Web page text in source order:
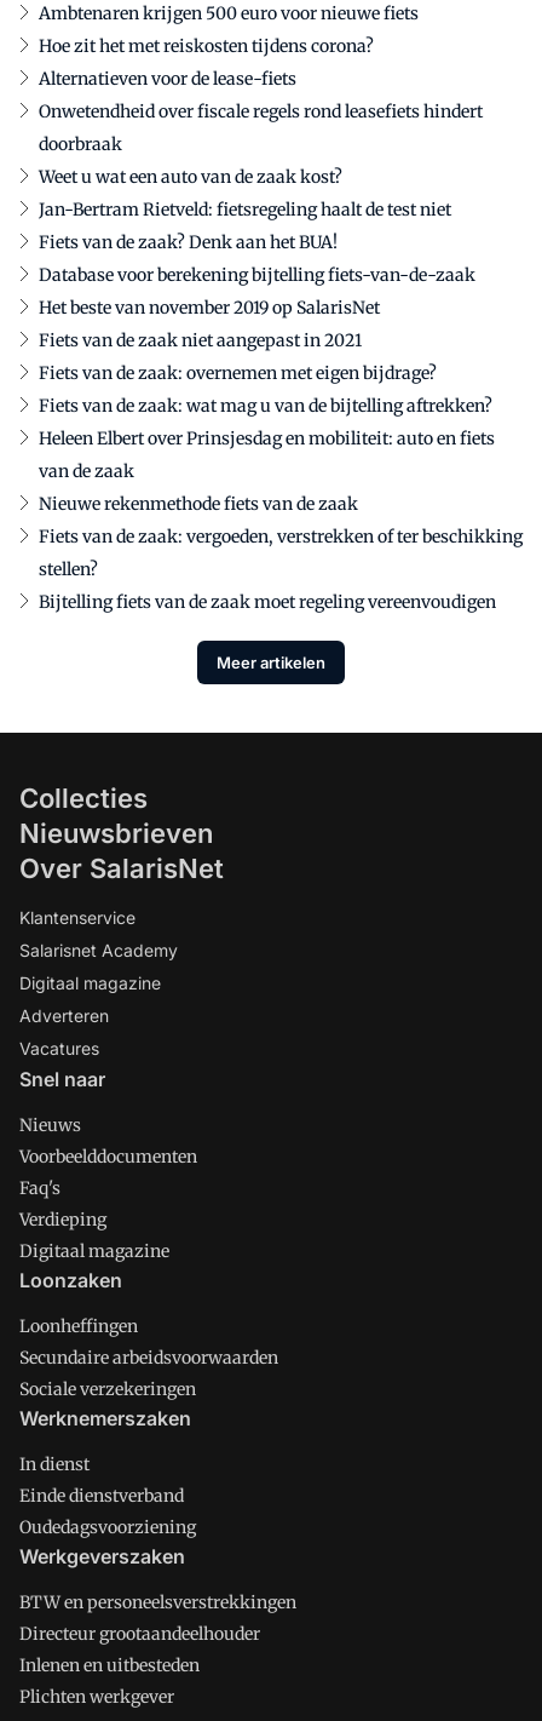
Ambtenaren krijgen 500 euro voor nieuwe fiets
Hoe zit het met reiskosten tijdens corona?
Alternatieven voor de lease-fiets
Onwetendheid over fiscale regels rond leasefiets hindert
doorbraak
Weet u wat een auto van de zaak kost?
Jan-Bertram Rietveld: fietsregeling haalt de test niet
Fiets van de zaak? Denk aan het BUA!
Database voor berekening bijtelling fiets-van-de-zaak
Het beste van november 2019 op SalarisNet
Fiets van de zaak niet aangepast in 2021
Fiets van de zaak: overnemen met eigen bijdrage?
Fiets van de zaak: wat mag u van de bijtelling aftrekken?
Heleen Elbert over Prinsjesdag en mobiliteit: auto en fiets
van de zaak
Nieuwe rekenmethode fiets van de zaak
Fiets van de zaak: vergoeden, verstrekken of ter beschikking
stellen?
Bijtelling fiets van de zaak moet regeling vereenvoudigen
Meer artikelen
Collecties
Nieuwsbrieven
Over SalarisNet
Klantenservice
Salarisnet Academy
Digitaal magazine
Adverteren
Vacatures
Snel naar
Nieuws
Voorbeelddocumenten
Faq's
Verdieping
Digitaal magazine
Loonzaken
Loonheffingen
Secundaire arbeidsvoorwaarden
Sociale verzekeringen
Werknemerszaken
In dienst
Einde dienstverband
Oudedagsvoorziening
Werkgeverszaken
BTW en personeelsverstrekkingen
Directeur grootaandeelhouder
Inlenen en uitbesteden
Plichten werkgever